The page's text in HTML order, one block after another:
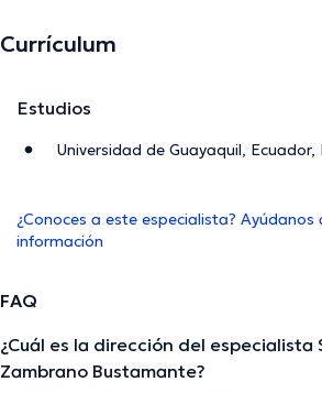
Currículum
Estudios
Universidad de Guayaquil, Ecuador,
¿Conoces a este especialista? Ayúdanos
información
FAQ
¿Cuál es la dirección del especialista
Zambrano Bustamante?